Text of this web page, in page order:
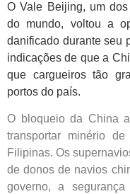
O Vale Beijing, um
do mundo, voltou a
danificado durante seu
indicações de que a
que cargueiros tão
portos do país.
O bloqueio da China
transportar minério
Filipinas. Os
de donos de navios
governo, a